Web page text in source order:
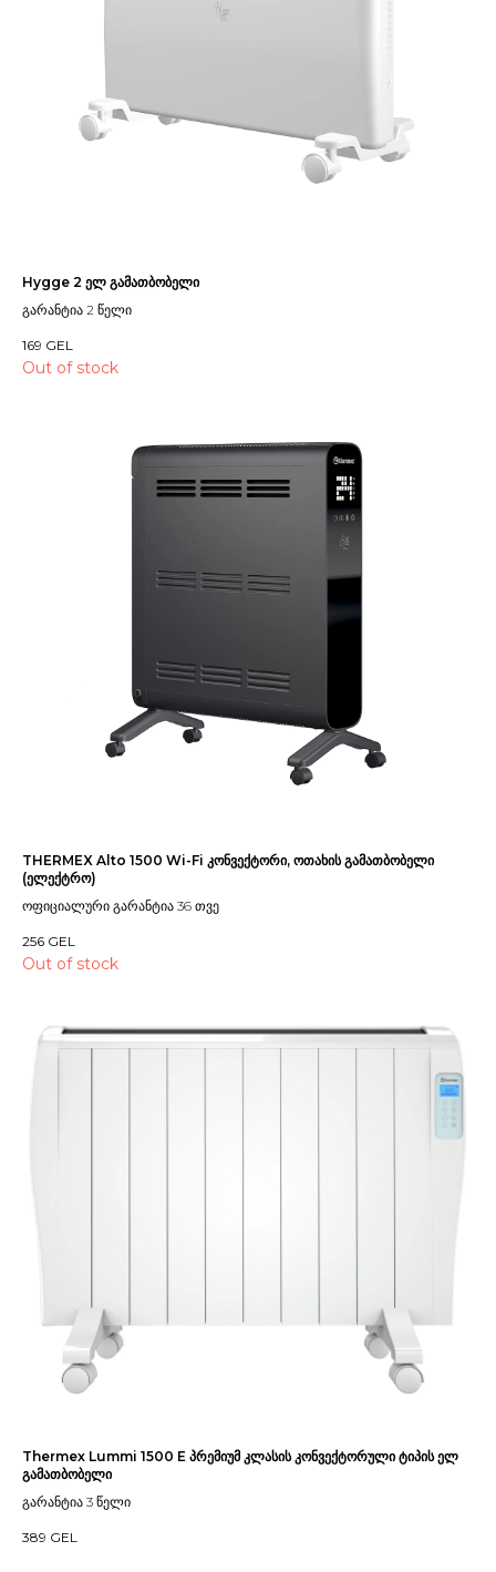
Hygge 2 ელ გამათბობელი
გარანტია 2 წელი
169 GEL
Out of stock
THERMEX Alto 1500 Wi-Fi კონვექტორი, ოთახის გამათბობელი
(ელექტრო)
ოფიციალური გარანტია 36 თვე
256 GEL
Out of stock
Thermex Lummi 1500 E პრემიუმ კლასის კონვექტორული ტიპის ელ
გამათბობელი
გარანტია 3 წელი
389 GEL